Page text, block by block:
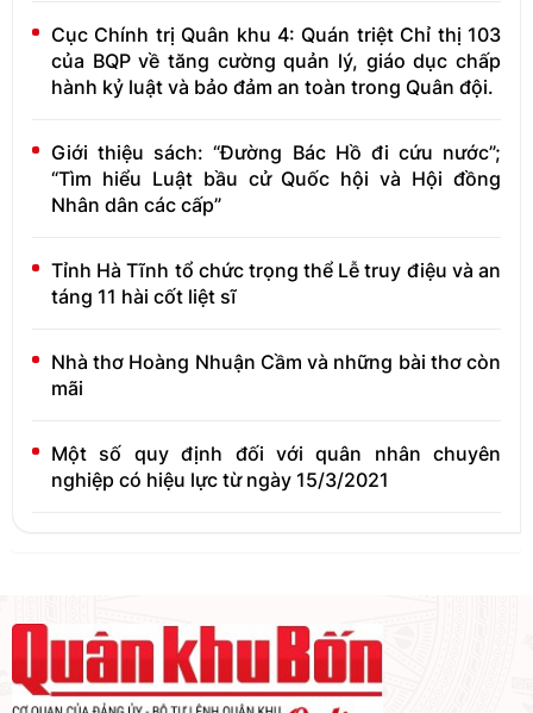
Cục Chính trị Quân khu 4: Quán triệt Chỉ thị 103
của BQP về tăng cường quản lý, giáo dục chấp
hành kỷ luật và bảo đảm an toàn trong Quân đội.
Giới thiệu sách: “Đường Bác Hồ đi cứu nước”;
“Tìm hiểu Luật bầu cử Quốc hội và Hội đồng
Nhân dân các cấp”
Tỉnh Hà Tĩnh tổ chức trọng thể Lễ truy điệu và an
táng 11 hài cốt liệt sĩ
Nhà thơ Hoàng Nhuận Cầm và những bài thơ còn
mãi
Một số quy định đối với quân nhân chuyên
nghiệp có hiệu lực từ ngày 15/3/2021